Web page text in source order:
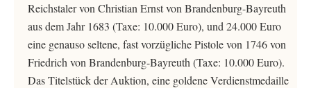
Reichstaler von Christian Ernst von Brandenburg-Bayreuth
aus dem Jahr 1683 (Taxe: 10.000 Euro), und 24.000 Euro
eine genauso seltene, fast vorzügliche Pistole von 1746 von
Friedrich von Brandenburg-Bayreuth (Taxe: 10.000 Euro).
Das Titelstück der Auktion, eine goldene Verdienstmedaille